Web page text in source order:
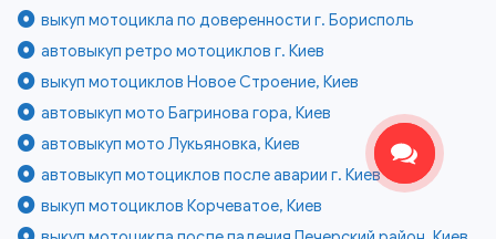
выкуп мотоцикла по доверенности г. Борисполь
автовыкуп ретро мотоциклов г. Киев
выкуп мотоциклов Новое Строение, Киев
автовыкуп мото Багринова гора, Киев
автовыкуп мото Лукьяновка, Киев
автовыкуп мотоциклов после аварии г. Киев
выкуп мотоциклов Корчеватое, Киев